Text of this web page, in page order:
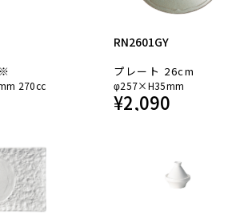
270cc
RN2601GY
プレート 26cm
φ257×H35mm
¥2,090